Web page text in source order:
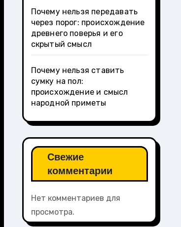
Почему нельзя передавать
через порог: происхождение
древнего поверья и его
скрытый смысл
Почему нельзя ставить
сумку на пол:
происхождение и смысл
народной приметы
Свежие
комментарии
Нет комментариев для
просмотра.